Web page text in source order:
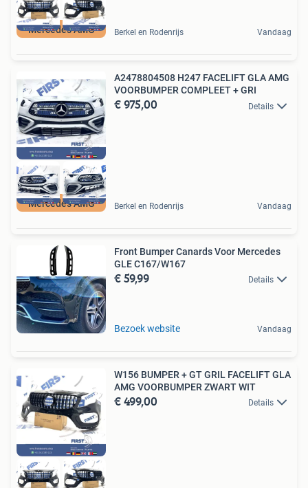
Mercedes AMG Berkel en Rodenrijs Vandaag
Mercedes AMG
A2478804508 H247 FACELIFT GLA AMG
VOORBUMPER COMPLEET + GRI
€ 975,00 Details
Berkel en Rodenrijs Vandaag
Front Bumper Canards Voor Mercedes
GLE C167/W167
€ 59,99 Details
Bezoek website Vandaag
W156 BUMPER + GT GRIL FACELIFT GLA
AMG VOORBUMPER ZWART WIT
€ 499,00 Details